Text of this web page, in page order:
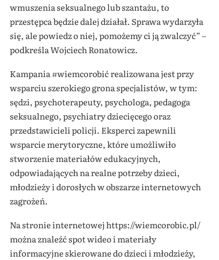
wmuszenia seksualnego lub szantażu, to
przestępca będzie dalej działał. Sprawa wydarzyła
się, ale powiedz o niej, pomożemy ci ją zwalczyć” –
podkreśla Wojciech Ronatowicz.
Kampania #wiemcorobić realizowana jest przy
wsparciu szerokiego grona specjalistów, w tym:
sędzi, psychoterapeuty, psychologa, pedagoga
seksualnego, psychiatry dziecięcego oraz
przedstawicieli policji. Eksperci zapewnili
wsparcie merytoryczne, które umożliwiło
stworzenie materiałów edukacyjnych,
odpowiadających na realne potrzeby dzieci,
młodzieży i dorosłych w obszarze internetowych
zagrożeń.
Na stronie internetowej https://wiemcorobic.pl/
można znaleźć spot wideo i materiały
informacyjne skierowane do dzieci i młodzieży,